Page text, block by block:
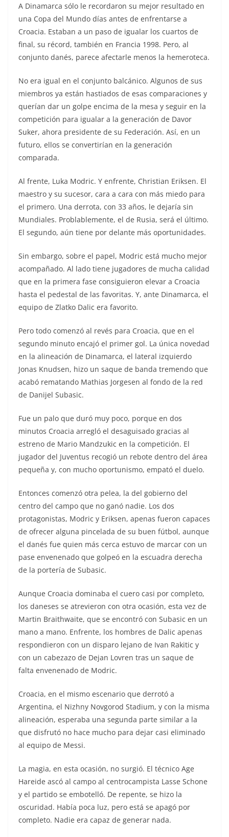
A Dinamarca sólo le recordaron su mejor resultado en
una Copa del Mundo días antes de enfrentarse a
Croacia. Estaban a un paso de igualar los cuartos de
final, su récord, también en Francia 1998. Pero, al
conjunto danés, parece afectarle menos la hemeroteca.
No era igual en el conjunto balcánico. Algunos de sus
miembros ya están hastiados de esas comparaciones y
querían dar un golpe encima de la mesa y seguir en la
competición para igualar a la generación de Davor
Suker, ahora presidente de su Federación. Así, en un
futuro, ellos se convertirían en la generación
comparada.
Al frente, Luka Modric. Y enfrente, Christian Eriksen. El
maestro y su sucesor, cara a cara con más miedo para
el primero. Una derrota, con 33 años, le dejaría sin
Mundiales. Problablemente, el de Rusia, será el último.
El segundo, aún tiene por delante más oportunidades.
Sin embargo, sobre el papel, Modric está mucho mejor
acompañado. Al lado tiene jugadores de mucha calidad
que en la primera fase consiguieron elevar a Croacia
hasta el pedestal de las favoritas. Y, ante Dinamarca, el
equipo de Zlatko Dalic era favorito.
Pero todo comenzó al revés para Croacia, que en el
segundo minuto encajó el primer gol. La única novedad
en la alineación de Dinamarca, el lateral izquierdo
Jonas Knudsen, hizo un saque de banda tremendo que
acabó rematando Mathias Jorgesen al fondo de la red
de Danijel Subasic.
Fue un palo que duró muy poco, porque en dos
minutos Croacia arregló el desaguisado gracias al
estreno de Mario Mandzukic en la competición. El
jugador del Juventus recogió un rebote dentro del área
pequeña y, con mucho oportunismo, empató el duelo.
Entonces comenzó otra pelea, la del gobierno del
centro del campo que no ganó nadie. Los dos
protagonistas, Modric y Eriksen, apenas fueron capaces
de ofrecer alguna pincelada de su buen fútbol, aunque
el danés fue quien más cerca estuvo de marcar con un
pase envenenado que golpeó en la escuadra derecha
de la portería de Subasic.
Aunque Croacia dominaba el cuero casi por completo,
los daneses se atrevieron con otra ocasión, esta vez de
Martin Braithwaite, que se encontró con Subasic en un
mano a mano. Enfrente, los hombres de Dalic apenas
respondieron con un disparo lejano de Ivan Rakitic y
con un cabezazo de Dejan Lovren tras un saque de
falta envenenado de Modric.
Croacia, en el mismo escenario que derrotó a
Argentina, el Nizhny Novgorod Stadium, y con la misma
alineación, esperaba una segunda parte similar a la
que disfrutó no hace mucho para dejar casi eliminado
al equipo de Messi.
La magia, en esta ocasión, no surgió. El técnico Age
Hareide ascó al campo al centrocampista Lasse Schone
y el partido se embotelló. De repente, se hizo la
oscuridad. Había poca luz, pero está se apagó por
completo. Nadie era capaz de generar nada.